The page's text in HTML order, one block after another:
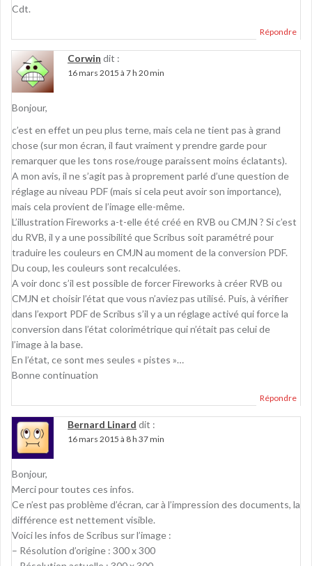
Cdt.
Répondre
Corwin dit :
16 mars 2015 à 7 h 20 min
Bonjour,
c’est en effet un peu plus terne, mais cela ne tient pas à grand
chose (sur mon écran, il faut vraiment y prendre garde pour
remarquer que les tons rose/rouge paraissent moins éclatants).
A mon avis, il ne s’agit pas à proprement parlé d’une question de
réglage au niveau PDF (mais si cela peut avoir son importance),
mais cela provient de l’image elle-même.
L’illustration Fireworks a-t-elle été créé en RVB ou CMJN ? Si c’est
du RVB, il y a une possibilité que Scribus soit paramétré pour
traduire les couleurs en CMJN au moment de la conversion PDF.
Du coup, les couleurs sont recalculées.
A voir donc s’il est possible de forcer Fireworks à créer RVB ou
CMJN et choisir l’état que vous n’aviez pas utilisé. Puis, à vérifier
dans l’export PDF de Scribus s’il y a un réglage activé qui force la
conversion dans l’état colorimétrique qui n’était pas celui de
l’image à la base.
En l’état, ce sont mes seules « pistes »…
Bonne continuation
Répondre
Bernard Linard dit :
16 mars 2015 à 8 h 37 min
Bonjour,
Merci pour toutes ces infos.
Ce n’est pas problème d’écran, car à l’impression des documents, la
différence est nettement visible.
Voici les infos de Scribus sur l’image :
– Résolution d’origine : 300 x 300